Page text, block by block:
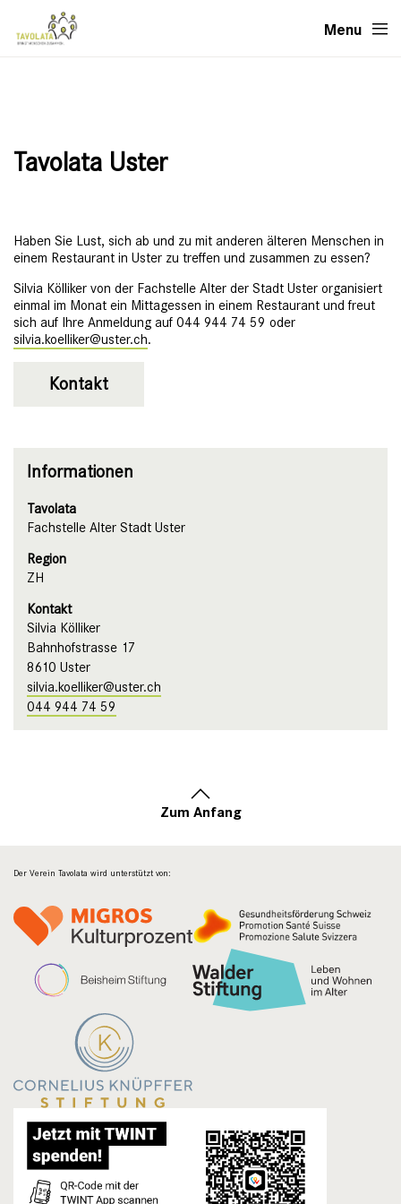
Menu
Tavolata Uster
Haben Sie Lust, sich ab und zu mit anderen älteren Menschen in
einem Restaurant in Uster zu treffen und zusammen zu essen?
Silvia Kölliker von der Fachstelle Alter der Stadt Uster organisiert
einmal im Monat ein Mittagessen in einem Restaurant und freut
sich auf Ihre Anmeldung auf 044 944 74 59 oder
silvia.koelliker@uster.ch.
Kontakt
Informationen
Tavolata
Fachstelle Alter Stadt Uster
Region
ZH
Kontakt
Silvia Kölliker
Bahnhofstrasse 17
8610 Uster
silvia.koelliker@uster.ch
044 944 74 59
Zum Anfang
Der Verein Tavolata wird unterstützt von: